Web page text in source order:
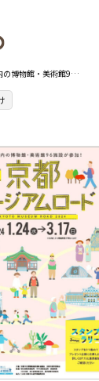
京都市内の博物館・美術館96施設を巡ろう！『第27回京都ミュージアムロード』／京都市内各所